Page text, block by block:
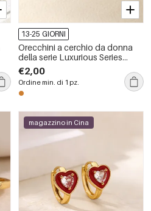
13-25 GIORNI
Orecchini a cerchio da donna
della serie Luxurious Series
Simple Circle Lines in rame color
oro con zirconi
€2,00
Ordine min. di 1 pz.
magazzino in Cina